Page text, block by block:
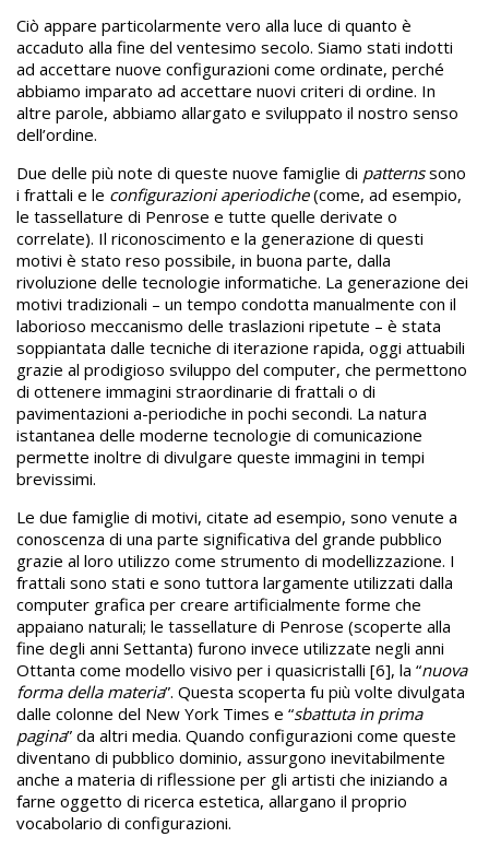
Ciò appare particolarmente vero alla luce di quanto è
accaduto alla fine del ventesimo secolo. Siamo stati indotti
ad accettare nuove configurazioni come ordinate, perché
abbiamo imparato ad accettare nuovi criteri di ordine. In
altre parole, abbiamo allargato e sviluppato il nostro senso
dell’ordine.
Due delle più note di queste nuove famiglie di patternssono
i frattali e le configurazioni aperiodiche(come, ad esempio,
le tassellature di Penrose e tutte quelle derivate o
correlate). Il riconoscimento e la generazione di questi
motivi è stato reso possibile, in buona parte, dalla
rivoluzione delle tecnologie informatiche. La generazione dei
motivi tradizionali – un tempo condotta manualmente con il
laborioso meccanismo delle traslazioni ripetute – è stata
soppiantata dalle tecniche di iterazione rapida, oggi attuabili
grazie al prodigioso sviluppo del computer, che permettono
di ottenere immagini straordinarie di frattali o di
pavimentazioni a-periodiche in pochi secondi. La natura
istantanea delle moderne tecnologie di comunicazione
permette inoltre di divulgare queste immagini in tempi
brevissimi.
Le due famiglie di motivi, citate ad esempio, sono venute a
conoscenza di una parte significativa del grande pubblico
grazie al loro utilizzo come strumento di modellizzazione. I
frattali sono stati e sono tuttora largamente utilizzati dalla
computer grafica per creare artificialmente forme che
appaiano naturali; le tassellature di Penrose (scoperte alla
fine degli anni Settanta) furono invece utilizzate negli anni
Ottanta come modello visivo per i quasicristalli [6], la “nuova
forma della materia”. Questa scoperta fu più volte divulgata
dalle colonne del New York Times e “sbattuta in prima
pagina” da altri media. Quando configurazioni come queste
diventano di pubblico dominio, assurgono inevitabilmente
anche a materia di riflessione per gli artisti che iniziando a
farne oggetto di ricerca estetica, allargano il proprio
vocabolario di configurazioni.